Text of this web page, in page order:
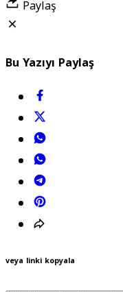
Paylaş
Bu Yazıyı Paylaş
veya linki kopyala